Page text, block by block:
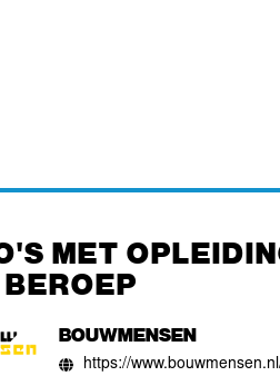
MET
BOUWMENSEN
https://